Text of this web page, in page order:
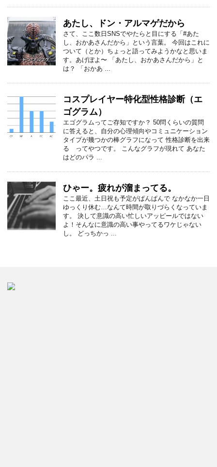
あたし、ドン・アルマゲだから
さて、ここ数日SNSでやたらと目にする「#あた
し、おかあさんだから」という言葉。 今回はこれに
ついて（とか）ちょっと語ってみようかなと思いま
す。あげぽよ〜 「あたし、おかあさんだから」と
は？ 「おかあ ...
コスプレイヤー特化型性格診断（エ
ゴグラム）
エゴグラムってご存知ですか？ 50問くらいの質問
に答えると、自分の心理傾向やコミュニケーション
タイプが幾つかの棒グラフになって 性格診断を出来
る ってやつです。 こんなグラフが現れて あなた
はどのパラ ...
ひゃー。疲れが溜まってる。
ここ最近、土日祝も予定がぱんぱんで なかなか一日
ゆっくり休む…なんて時間が取りづらくなっていま
す。 決して意識の高い忙しいアッピールではない
よ！そんなに意識の高い事やってるワケじゃない
し。 どっちかっ ...